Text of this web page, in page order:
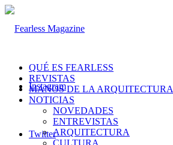
Instagram
Twitter
QUÉ ES FEARLESS
REVISTAS
MANOS DE LA ARQUITECTURA
NOTICIAS
NOVEDADES
ENTREVISTAS
ARQUITECTURA
CULTURA